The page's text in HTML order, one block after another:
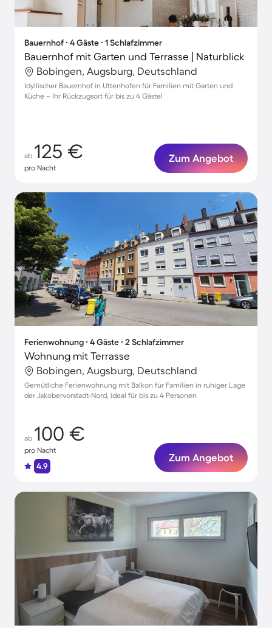
Bauernhof ∙ 4 Gäste ∙ 1 Schlafzimmer
Bauernhof mit Garten und Terrasse | Naturblick
Bobingen, Augsburg, Deutschland
Idyllischer Bauernhof in Uttenhofen für Familien mit Garten und
Küche – Ihr Rückzugsort für bis zu 4 Gäste!
ab 125 €
pro Nacht
Zum Angebot
Ferienwohnung ∙ 4 Gäste ∙ 2 Schlafzimmer
Wohnung mit Terrasse
Bobingen, Augsburg, Deutschland
Gemütliche Ferienwohnung mit Balkon für Familien in ruhiger Lage
der Jakobervorstadt-Nord, ideal für bis zu 4 Personen
ab 100 €
pro Nacht
4.9
Zum Angebot